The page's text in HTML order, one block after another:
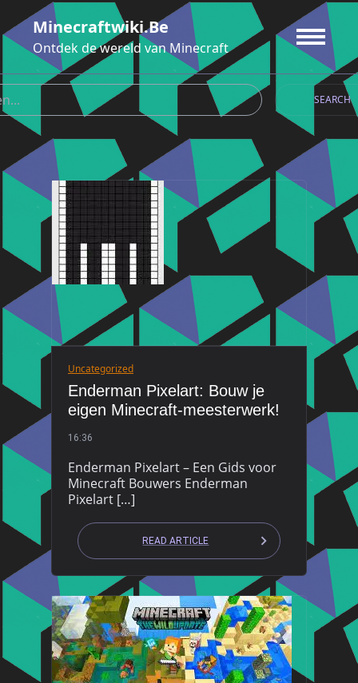
naar
de
inhoud
Minecraftwiki.be
Ontdek de wereld van Minecraft
SEARCH
Uncategorized
Enderman Pixelart: Bouw je
eigen Minecraft-meesterwerk!
16:36
Enderman Pixelart – Een Gids voor
Minecraft Bouwers Enderman
Pixelart […]
READ ARTICLE